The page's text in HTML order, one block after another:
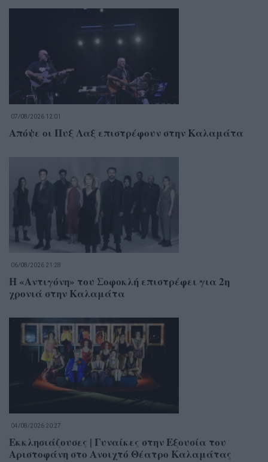
07/08/2026 12:01
Απόψε οι Πυξ Λαξ επιστρέφουν στην Καλαμάτα
06/08/2026 21:28
Η «Αντιγόνη» του Σοφοκλή επιστρέφει για 2η
χρονιά στην Καλαμάτα
04/08/2026 20:27
Εκκλησιάζουσες | Γυναίκες στην Εξουσία του
Αριστοφάνη στο Ανοιχτό Θέατρο Καλαμάτας